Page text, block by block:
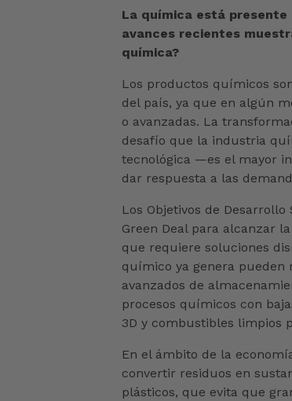
La química está presente
avances recientes
química?
Los productos químicos
del país, ya que en algún
o avanzadas. La
desafío que la industria
tecnológica —es el mayor
dar respuesta a las
Los Objetivos de
Green Deal para alcanzar
que requiere soluciones
químico ya genera pueden
avanzados de
procesos químicos con
3D y combustibles limpios
En el ámbito de la
convertir residuos en
plásticos, que evita que